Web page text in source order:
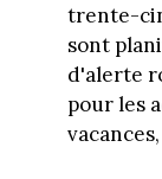
trente-
sont
d'alerte
pour les